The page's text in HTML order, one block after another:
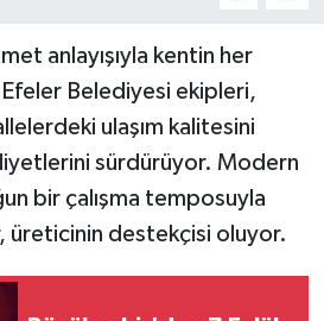
anlayışıyla kentin her
Belediyesi ekipleri,
ulaşım kalitesini
sürdürüyor. Modern
bir çalışma temposuyla
üreticinin destekçisi oluyor.